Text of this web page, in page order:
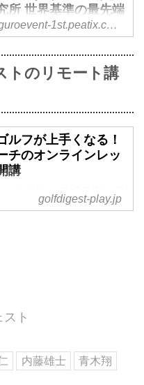
所 世界基準の最先端
論で目澤&黒宮コン
レージゴルファーを
る
有村智恵のコーチ・目澤
鈴英のコーチ・黒宮幹
気鋭の若手プロコーチの
として大活躍している目
宮コンビが、世界のト
が取り組んでいる...
Peatix : More than a
wg-meguroevent-1st.peatix.com
トのリモート講
ルフが上手くなる！
チのオンラインレッ
講
・青木翔・目澤秀憲・黒
小澤美奈瀬・武市悦宏ら
golfdigest-play.jp
ト
内藤雄士
青木翔